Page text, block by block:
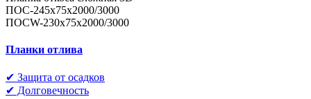
ПОС-245х75х2000/3000
ПОСW-230х75х2000/3000
Планки отлива
✔ Защита от осадков
✔ Долговечность